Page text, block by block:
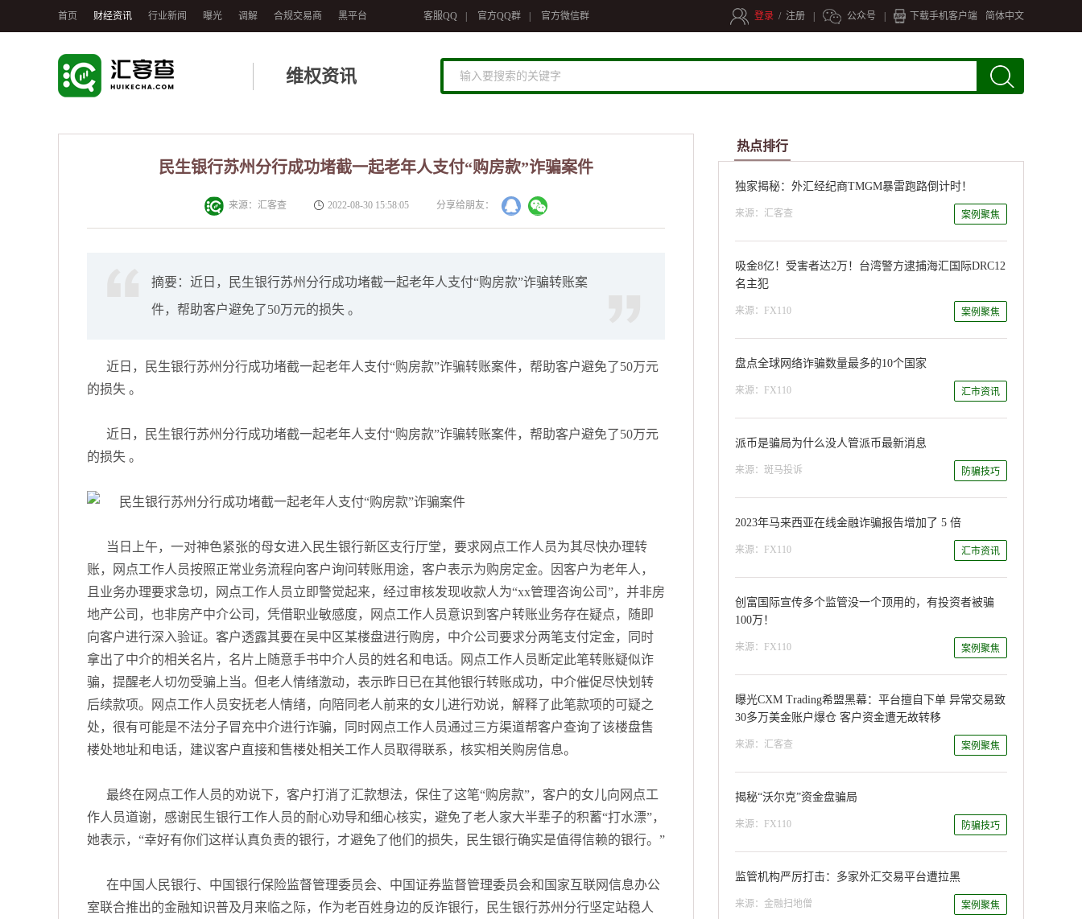
首页 财经资讯 行业新闻 曝光 调解 合规交易商 黑平台 客服QQ 官方QQ群 官方微信群 登录 / 注册 公众号 下载手机客户端 简体中文
维权资讯
民生银行苏州分行成功堵截一起老年人支付“购房款”诈骗案件
来源：汇客查 2022-08-30 15:58:05 分享给朋友：
摘要：近日，民生银行苏州分行成功堵截一起老年人支付“购房款”诈骗转账案
件，帮助客户避免了50万元的损失 。
近日，民生银行苏州分行成功堵截一起老年人支付“购房款”诈骗转账案件，帮助客户避免了50万元
的损失 。
近日，民生银行苏州分行成功堵截一起老年人支付“购房款”诈骗转账案件，帮助客户避免了50万元
的损失 。
当日上午，一对神色紧张的母女进入民生银行新区支行厅堂，要求网点工作人员为其尽快办理转
账，网点工作人员按照正常业务流程向客户询问转账用途，客户表示为购房定金。因客户为老年人，
且业务办理要求急切，网点工作人员立即警觉起来，经过审核发现收款人为“xx管理咨询公司”，并非房
地产公司，也非房产中介公司，凭借职业敏感度，网点工作人员意识到客户转账业务存在疑点，随即
向客户进行深入验证。客户透露其要在吴中区某楼盘进行购房，中介公司要求分两笔支付定金，同时
拿出了中介的相关名片，名片上随意手书中介人员的姓名和电话。网点工作人员断定此笔转账疑似诈
骗，提醒老人切勿受骗上当。但老人情绪激动，表示昨日已在其他银行转账成功，中介催促尽快划转
后续款项。网点工作人员安抚老人情绪，向陪同老人前来的女儿进行劝说，解释了此笔款项的可疑之
处，很有可能是不法分子冒充中介进行诈骗，同时网点工作人员通过三方渠道帮客户查询了该楼盘售
楼处地址和电话，建议客户直接和售楼处相关工作人员取得联系，核实相关购房信息。
最终在网点工作人员的劝说下，客户打消了汇款想法，保住了这笔“购房款”，客户的女儿向网点工
作人员道谢，感谢民生银行工作人员的耐心劝导和细心核实，避免了老人家大半辈子的积蓄“打水漂”，
她表示，“幸好有你们这样认真负责的银行，才避免了他们的损失，民生银行确实是值得信赖的银行。”
在中国人民银行、中国银行保险监督管理委员会、中国证券监督管理委员会和国家互联网信息办公
室联合推出的金融知识普及月来临之际，作为老百姓身边的反诈银行，民生银行苏州分行坚定站稳人
热点排行
独家揭秘：外汇经纪商TMGM暴雷跑路倒计时！
来源：汇客查 案例聚焦
吸金8亿！受害者达2万！台湾警方逮捕海汇国际DRC12
名主犯
来源：FX110 案例聚焦
盘点全球网络诈骗数量最多的10个国家
来源：FX110 汇市资讯
派币是骗局为什么没人管派币最新消息
来源：斑马投诉 防骗技巧
2023年马来西亚在线金融诈骗报告增加了 5 倍
来源：FX110 汇市资讯
创富国际宣传多个监管没一个顶用的，有投资者被骗
100万！
来源：FX110 案例聚焦
曝光CXM Trading希盟黑幕：平台擅自下单 异常交易致
30多万美金账户爆仓 客户资金遭无故转移
来源：汇客查 案例聚焦
揭秘“沃尔克”资金盘骗局
来源：FX110 防骗技巧
监管机构严厉打击：多家外汇交易平台遭拉黑
来源：金融扫地僧 案例聚焦